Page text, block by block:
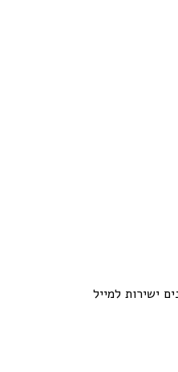
ישירות למייל